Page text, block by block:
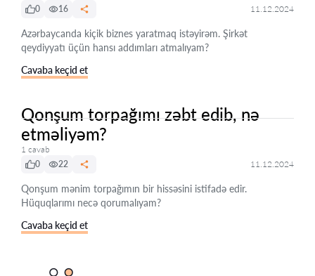
0
16 11.12.2024
Azərbaycanda kiçik biznes yaratmaq istəyirəm. Şirkət
qeydiyyatı üçün hansı addımları atmalıyam?
Cavaba keçid et
Qonşum torpağımı zəbt edib, nə
etməliyəm?
1 cavab
0
22 11.12.2024
Qonşum mənim torpağımın bir hissəsini istifadə edir.
Hüquqlarımı necə qorumalıyam?
Cavaba keçid et